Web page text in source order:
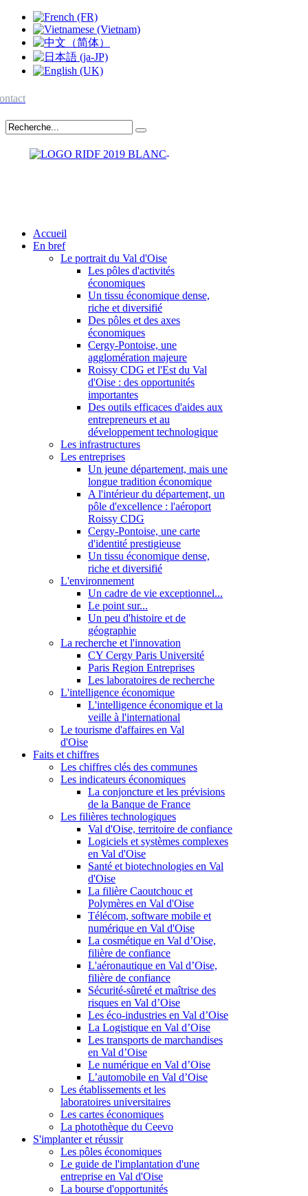
Accueil
En bref
Le portrait du Val d'Oise
Les pôles d'activités
économiques
Un tissu économique dense,
riche et diversifié
Des pôles et des axes
économiques
Cergy-Pontoise, une
agglomération majeure
Roissy CDG et l'Est du Val
d'Oise : des opportunités
importantes
Des outils efficaces d'aides aux
entrepreneurs et au
développement technologique
Les infrastructures
Les entreprises
Un jeune département, mais une
longue tradition économique
A l'intérieur du département, un
pôle d'excellence : l'aéroport
Roissy CDG
Cergy-Pontoise, une carte
d'identité prestigieuse
Un tissu économique dense,
riche et diversifié
L'environnement
Un cadre de vie exceptionnel...
Le point sur...
Un peu d'histoire et de
géographie
La recherche et l'innovation
CY Cergy Paris Université
Paris Region Entreprises
Les laboratoires de recherche
L'intelligence économique
L'intelligence économique et la
veille à l'international
Le tourisme d'affaires en Val
d'Oise
Faits et chiffres
Les chiffres clés des communes
Les indicateurs économiques
La conjoncture et les prévisions
de la Banque de France
Les filières technologiques
Val d'Oise, territoire de confiance
Logiciels et systèmes complexes
en Val d'Oise
Santé et biotechnologies en Val
d'Oise
La filière Caoutchouc et
Polymères en Val d'Oise
Télécom, software mobile et
numérique en Val d'Oise
La cosmétique en Val d’Oise,
filière de confiance
L'aéronautique en Val d’Oise,
filière de confiance
Sécurité-sûreté et maîtrise des
risques en Val d’Oise
Les éco-industries en Val d’Oise
La Logistique en Val d’Oise
Les transports de marchandises
en Val d’Oise
Le numérique en Val d’Oise
L’automobile en Val d’Oise
Les établissements et les
laboratoires universitaires
Les cartes économiques
La photothèque du Ceevo
S'implanter et réussir
Les pôles économiques
Le guide de l'implantation d'une
entreprise en Val d'Oise
La bourse d'opportunités